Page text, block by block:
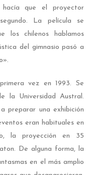
que el proyector
La película se
los chilenos hablamos
del gimnasio pasó a
vez en 1993. Se
la Universidad Austral.
preparar una exhibición
eran habituales en
la proyección en 35
De alguna forma, la
en el más amplio